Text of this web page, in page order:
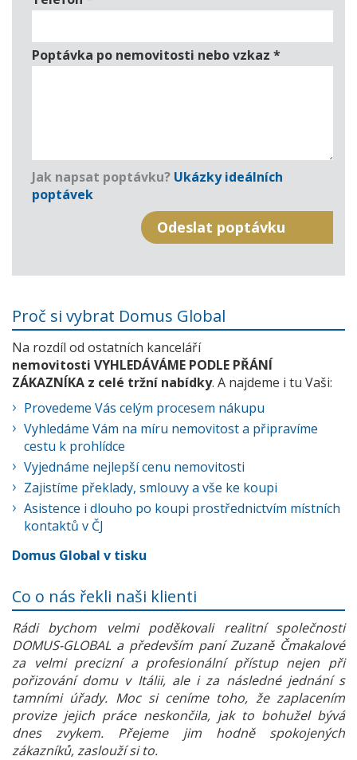
Poptávka po nemovitosti nebo vzkaz *
Jak napsat poptávku? Ukázky ideálních
poptávek
Proč si vybrat Domus Global
Na rozdíl od ostatních kanceláří
nemovitosti VYHLEDÁVÁME PODLE PŘÁNÍ
ZÁKAZNÍKA z celé tržní nabídky. A najdeme i tu Vaši:
Provedeme Vás celým procesem nákupu
Vyhledáme Vám na míru nemovitost a připravíme
cestu k prohlídce
Vyjednáme nejlepší cenu nemovitosti
Zajistíme překlady, smlouvy a vše ke koupi
Asistence i dlouho po koupi prostřednictvím místních
kontaktů v ČJ
Domus Global v tisku
Co o nás řekli naši klienti
Rádi bychom velmi poděkovali realitní společnosti
DOMUS-GLOBAL a především paní Zuzaně Čmakalové
za velmi precizní a profesionální přístup nejen při
pořizování domu v Itálii, ale i za následné jednání s
tamními úřady. Moc si ceníme toho, že zaplacením
provize jejich práce neskončila, jak to bohužel bývá
dnes zvykem. Přejeme jim hodně spokojených
zákazníků, zaslouží si to.